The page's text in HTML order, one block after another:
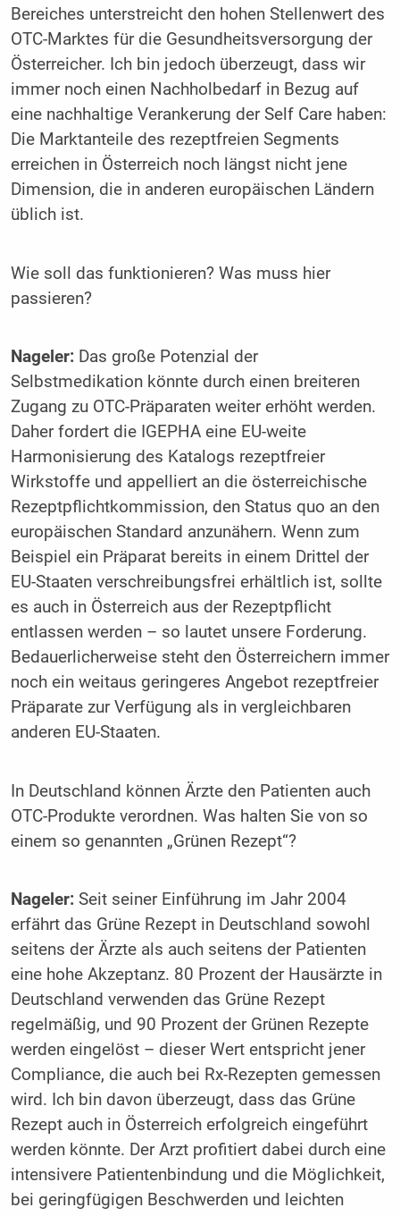
Bereiches unterstreicht den hohen Stellenwert des
OTC-Marktes für die Gesundheitsversorgung der
Österreicher. Ich bin jedoch überzeugt, dass wir
immer noch einen Nachholbedarf in Bezug auf
eine nachhaltige Verankerung der Self Care haben:
Die Marktanteile des rezeptfreien Segments
erreichen in Österreich noch längst nicht jene
Dimension, die in anderen europäischen Ländern
üblich ist.
Wie soll das funktionieren? Was muss hier
passieren?
Nageler:Das große Potenzial der
Selbstmedikation könnte durch einen breiteren
Zugang zu OTC-Präparaten weiter erhöht werden.
Daher fordert die IGEPHA eine EU-weite
Harmonisierung des Katalogs rezeptfreier
Wirkstoffe und appelliert an die österreichische
Rezeptpflichtkommission, den Status quo an den
europäischen Standard anzunähern. Wenn zum
Beispiel ein Präparat bereits in einem Drittel der
EU-Staaten verschreibungsfrei erhältlich ist, sollte
es auch in Österreich aus der Rezeptpflicht
entlassen werden – so lautet unsere Forderung.
Bedauerlicherweise steht den Österreichern immer
noch ein weitaus geringeres Angebot rezeptfreier
Präparate zur Verfügung als in vergleichbaren
anderen EU-Staaten.
In Deutschland können Ärzte den Patienten auch
OTC-Produkte verordnen. Was halten Sie von so
einem so genannten „Grünen Rezept“?
Nageler:Seit seiner Einführung im Jahr 2004
erfährt das Grüne Rezept in Deutschland sowohl
seitens der Ärzte als auch seitens der Patienten
eine hohe Akzeptanz. 80 Prozent der Hausärzte in
Deutschland verwenden das Grüne Rezept
regelmäßig, und 90 Prozent der Grünen Rezepte
werden eingelöst – dieser Wert entspricht jener
Compliance, die auch bei Rx-Rezepten gemessen
wird. Ich bin davon überzeugt, dass das Grüne
Rezept auch in Österreich erfolgreich eingeführt
werden könnte. Der Arzt profitiert dabei durch eine
intensivere Patientenbindung und die Möglichkeit,
bei geringfügigen Beschwerden und leichten